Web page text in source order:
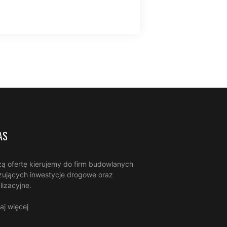
ofertę kierujemy do firm budowlanych
inwestycje drogowe oraz
więcej